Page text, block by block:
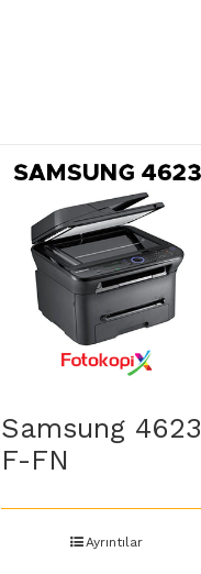
Samsung 4623
F-FN
Ayrıntılar